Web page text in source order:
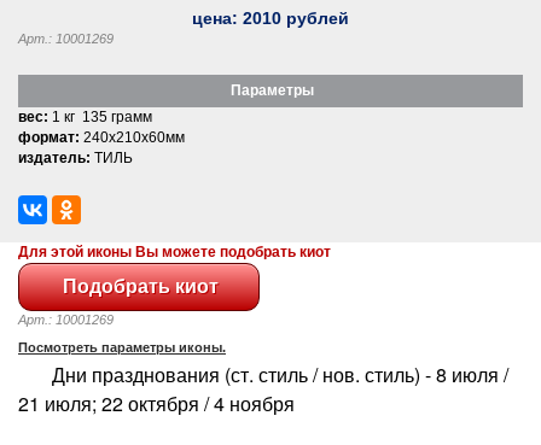
цена: 2010 рублей
Арт.: 10001269
Параметры
вес: 1 кг 135 грамм
формат: 240x210x60мм
издатель: ТИЛЬ
Для этой иконы Вы можете подобрать киот
Арт.: 10001269
Посмотреть параметры иконы.
Дни празднования (ст. стиль / нов. стиль) - 8 июля /
21 июля; 22 октября / 4 ноября